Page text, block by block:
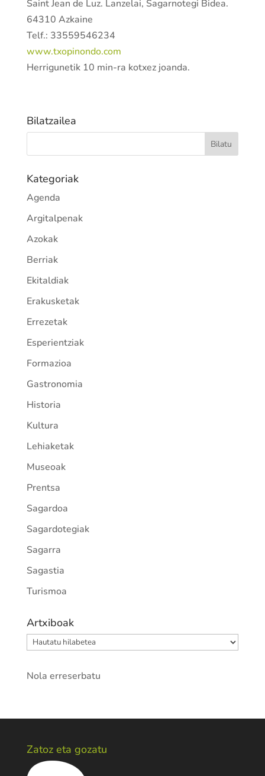
Saint Jean de Luz. Lanzelai, Sagarnotegi Bidea.
64310 Azkaine
Telf.: 33559546234
www.txopinondo.com
Herrigunetik 10 min-ra kotxez joanda.
Bilatzailea
Kategoriak
Agenda
Argitalpenak
Azokak
Berriak
Ekitaldiak
Erakusketak
Errezetak
Esperientziak
Formazioa
Gastronomia
Historia
Kultura
Lehiaketak
Museoak
Prentsa
Sagardoa
Sagardotegiak
Sagarra
Sagastia
Turismoa
Artxiboak
Artxiboak
Nola erreserbatu
Zatoz eta gozatu